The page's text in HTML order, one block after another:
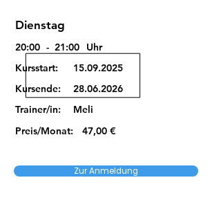
20:00 - 21:00
Uhr
Kursstart:
15.09.2025
Kursende:
28.06.2026
Trainer/in:
Meli
Preis/Monat:
47,00 €
Dienstag
Zur Anmeldung